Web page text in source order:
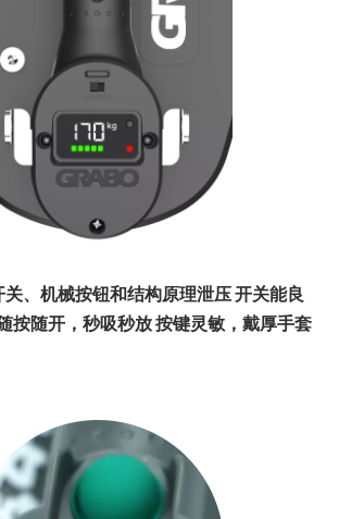
、机械按钮和结构原理泄压 开关能良
按随开，秒吸秒放 按键灵敏，戴厚手套